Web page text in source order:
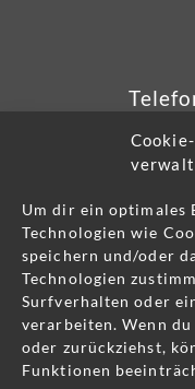
Um dir ein optimales
Technologien wie
speichern und/oder
Technologien
Surfverhalten oder
verarbeiten. Wenn
oder zurückziehst,
Funktionen
Was drauf